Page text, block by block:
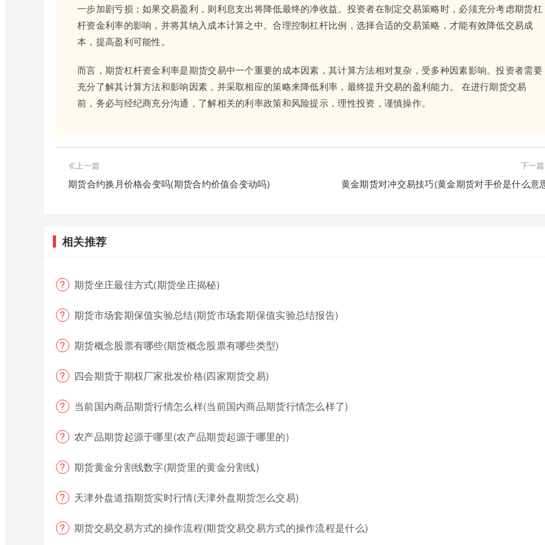
一步加剧亏损；如果交易盈利，则利息支出将降低最终的净收益。投资者在制定交易策略时，必须充分考虑期货杠
杆资金利率的影响，并将其纳入成本计算之中。合理控制杠杆比例，选择合适的交易策略，才能有效降低交易成
本，提高盈利可能性。
而言，期货杠杆资金利率是期货交易中一个重要的成本因素，其计算方法相对复杂，受多种因素影响。投资者需要
充分了解其计算方法和影响因素，并采取相应的策略来降低利率，最终提升交易的盈利能力。 在进行期货交易
前，务必与经纪商充分沟通，了解相关的利率政策和风险提示，理性投资，谨慎操作。
上一篇
期货合约换月价格会变吗(期货合约价值会变动吗)
下一篇
黄金期货对冲交易技巧(黄金期货对手价是什么意
相关推荐
期货坐庄最佳方式(期货坐庄揭秘)
期货市场套期保值实验总结(期货市场套期保值实验总结报告)
期货概念股票有哪些(期货概念股票有哪些类型)
四会期货于期权厂家批发价格(四家期货交易)
当前国内商品期货行情怎么样(当前国内商品期货行情怎么样了)
农产品期货起源于哪里(农产品期货起源于哪里的)
期货黄金分割线数字(期货里的黄金分割线)
天津外盘道指期货实时行情(天津外盘期货怎么交易)
期货交易交易方式的操作流程(期货交易交易方式的操作流程是什么)